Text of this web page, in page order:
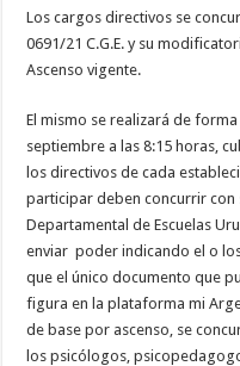
Los cargos directivos se
0691/21 C.G.E. y su
Ascenso vigente.
El mismo se realizará de
septiembre a las 8:15 horas,
los directivos de cada
participar deben concurrir con
Departamental de Escuelas
enviar poder indicando el o
que el único documento que
figura en la plataforma mi
de base por ascenso, se
los psicólogos,